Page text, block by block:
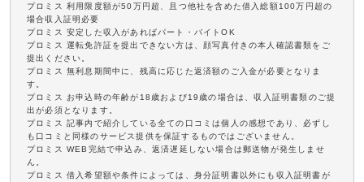
プロミス 利用限度額が50万円超、且つ他社を含めた借入総額100万円超の
場合収入証明必要
プロミス 安定した収入があればパート・バイトOK
プロミス 運転免許証を提出できない方は、顔写真付きの本人確認書類をご
提出ください。
プロミス 無利息期間中に、残高に応じた返済額のご入金が必要となりま
す。
プロミス お申込時の年齢が18歳および19歳の場合は、収入証明書類のご提
出が必須となります。
プロミス 記事内で紹介している全ての口コミは個人の感想であり、必ずし
も口コミと同様のサービス提供を保証するものではございません。
プロミス WEB完結で申込み、返済遅延しない場合は郵送物が発生しませ
ん。
プロミス 借入希望額や条件によっては、身分証明書以外にも収入証明書が